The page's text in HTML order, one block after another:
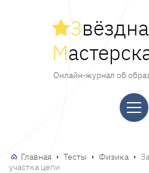
З
М
Онлайн-журнал об
Главная Тесты Физика
участка цепи